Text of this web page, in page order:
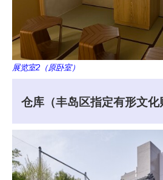
展览室2（原卧室）
仓库（丰岛区指定有形文化